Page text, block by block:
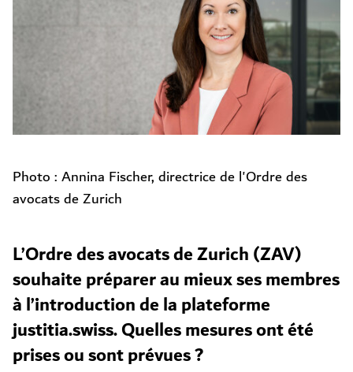
Photo : Annina Fischer, directrice de l'Ordre des
avocats de Zurich
L’Ordre des avocats de Zurich (ZAV)
souhaite préparer au mieux ses membres
à l’introduction de la plateforme
justitia.swiss. Quelles mesures ont été
prises ou sont prévues ?